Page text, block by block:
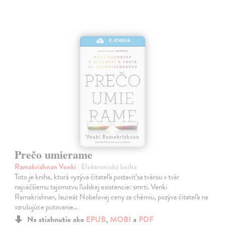
E-KNIHA
Prečo umierame
Ramakrishnan Venki | Elektronická kniha
Toto je kniha, ktorá vyzýva čitateľa postaviť sa tvárou v tvár
najväčšiemu tajomstvu ľudskej existencie: smrti. Venki
Ramakrishnan, laureát Nobelovej ceny za chémiu, pozýva čitateľa na
vzrušujúce putovanie…
Na stiahnutie ako EPUB, MOBI a PDF